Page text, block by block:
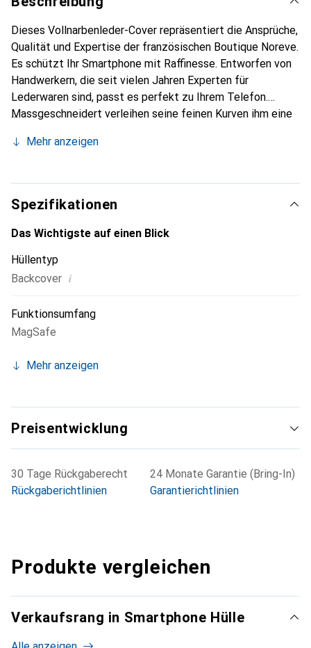
Dieses Vollnarbenleder-Cover repräsentiert die Ansprüche,
Qualität und Expertise der französischen Boutique Noreve.
Es schützt Ihr Smartphone mit Raffinesse. Entworfen von
Handwerkern, die seit vielen Jahren Experten für
Lederwaren sind, passt es perfekt zu Ihrem Telefon.
Massgeschneidert verleihen seine feinen Kurven ihm eine
Accessoire Ihres Smartphones. International anerkannt für
sichere Wahl für eine anspruchsvolle Klientel.
Mehr anzeigen
Spezifikationen
Das Wichtigste auf einen Blick
Hüllentyp
Backcover i
Funktionsumfang
MagSafe
Mehr anzeigen
Preisentwicklung
30 Tage Rückgaberecht
Rückgaberichtlinien
24 Monate Garantie (Bring-In)
Garantierichtlinien
Produkte vergleichen
Verkaufsrang in Smartphone Hülle